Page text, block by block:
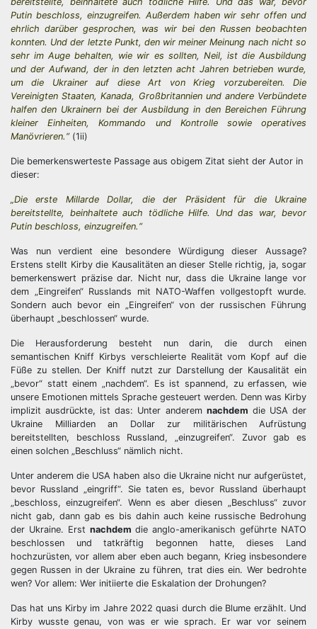
Putin beschloss, einzugreifen. Außerdem haben wir sehr offen und
ehrlich darüber gesprochen, was wir bei den Russen beobachten
konnten. Und der letzte Punkt, den wir meiner Meinung nach nicht so
sehr im Auge behalten, wie wir es sollten, Neil, ist die Ausbildung
und der Aufwand, der in den letzten acht Jahren betrieben wurde,
um die Ukrainer auf diese Art von Krieg vorzubereiten. Die
Vereinigten Staaten, Kanada, Großbritannien und andere Verbündete
halfen den Ukrainern bei der Ausbildung in den Bereichen Führung
kleiner Einheiten, Kommando und Kontrolle sowie operatives
Manövrieren.“(1ii)
Die bemerkenswerteste Passage aus obigem Zitat sieht der Autor in
dieser:
„Die erste Millarde Dollar, die der Präsident für die Ukraine
bereitstellte, beinhaltete auch tödliche Hilfe. Und das war, bevor
Putin beschloss, einzugreifen.“
Was nun verdient eine besondere Würdigung dieser Aussage?
Erstens stellt Kirby die Kausalitäten an dieser Stelle richtig, ja, sogar
bemerkenswert präzise dar. Nicht nur, dass die Ukraine lange vor
dem „Eingreifen“ Russlands mit NATO-Waffen vollgestopft wurde.
Sondern auch bevor ein „Eingreifen“ von der russischen Führung
überhaupt „beschlossen“ wurde.
Die Herausforderung besteht nun darin, die durch einen
semantischen Kniff Kirbys verschleierte Realität vom Kopf auf die
Füße zu stellen. Der Kniff nutzt zur Darstellung der Kausalität ein
„bevor“ statt einem „nachdem“. Es ist spannend, zu erfassen, wie
unsere Emotionen mittels Sprache gesteuert werden. Denn was Kirby
implizit ausdrückte, ist das: Unter anderem nachdem die USA der
Ukraine Milliarden an Dollar zur militärischen Aufrüstung
bereitstellten, beschloss Russland, „einzugreifen“. Zuvor gab es
einen solchen „Beschluss“ nämlich nicht.
Unter anderem die USA haben also die Ukraine nicht nur aufgerüstet,
bevor Russland „eingriff“. Sie taten es, bevor Russland überhaupt
„beschloss, einzugreifen“. Wenn es aber diesen „Beschluss“ zuvor
nicht gab, dann gab es bis dahin auch keine russische Bedrohung
der Ukraine. Erst nachdem die anglo-amerikanisch geführte NATO
beschlossen und tatkräftig begonnen hatte, dieses Land
hochzurüsten, vor allem aber eben auch begann, Krieg insbesondere
gegen Russen in der Ukraine zu führen, trat dies ein. Wer bedrohte
wen? Vor allem: Wer initiierte die Eskalation der Drohungen?
Das hat uns Kirby im Jahre 2022 quasi durch die Blume erzählt. Und
Kirby wusste genau, von was er wie sprach. Er war vor seinem